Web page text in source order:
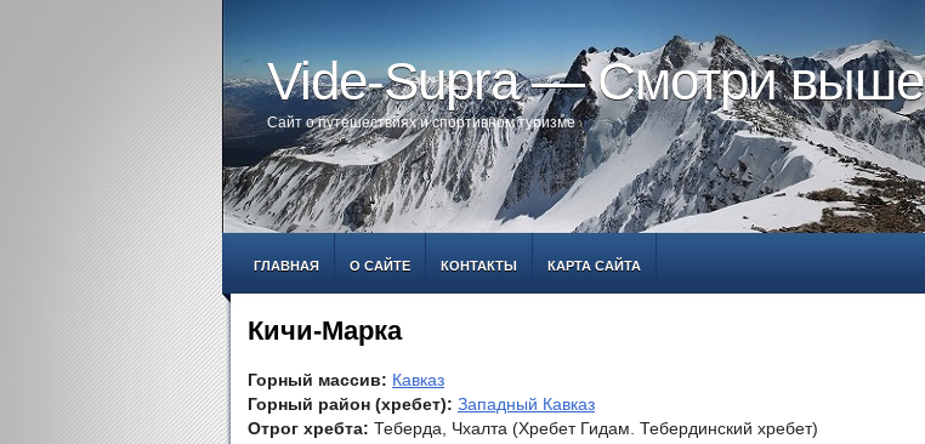
Vide-Supra — Смотри выше
Сайт о путешествиях и спортивном туризме
ГЛАВНАЯ О САЙТЕ КОНТАКТЫ КАРТА САЙТА
Кичи-Марка
Горный массив: Кавказ
Горный район (хребет): Западный Кавказ
Отрог хребта: Теберда, Чхалта (Хребет Гидам. Тебердинский хребет)